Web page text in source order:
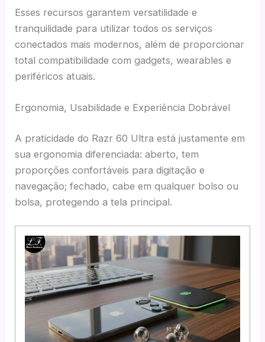
Esses recursos garantem versatilidade e
tranquilidade para utilizar todos os serviços
conectados mais modernos, além de proporcionar
total compatibilidade com gadgets, wearables e
periféricos atuais.
Ergonomia, Usabilidade e Experiência Dobrável
A praticidade do Razr 60 Ultra está justamente em
sua ergonomia diferenciada: aberto, tem
proporções confortáveis para digitação e
navegação; fechado, cabe em qualquer bolso ou
bolsa, protegendo a tela principal.